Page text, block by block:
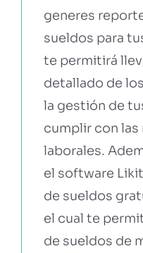
generes
sueldos para
te permitirá
detallado de
la gestión de
cumplir con las
laborales.
el software
de sueldos
el cual te
de sueldos de